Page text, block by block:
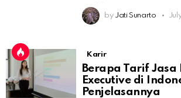
by Jati Sunarto
Karir
Berapa Tarif Jasa
Executive di
Penjelasannya